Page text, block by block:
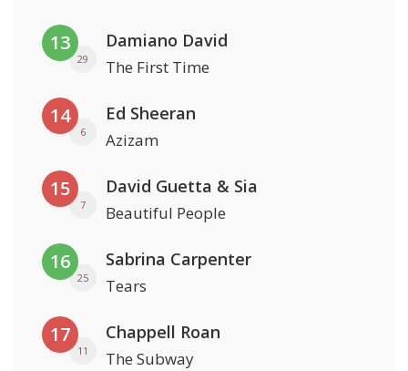
13
29
Damiano David
The First Time
14
6
Ed Sheeran
Azizam
15
7
David Guetta & Sia
Beautiful People
16
25
Sabrina Carpenter
Tears
17
11
Chappell Roan
The Subway